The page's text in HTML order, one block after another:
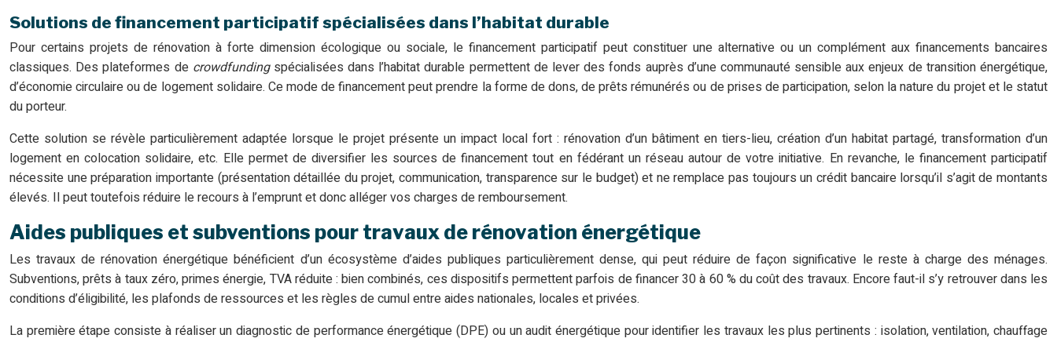
Solutions de financement participatif spécialisées dans l’habitat durable
Pour certains projets de rénovation à forte dimension écologique ou sociale, le financement participatif peut constituer une alternative ou un complément aux financements bancaires
classiques. Des plateformes de crowdfundingspécialisées dans l’habitat durable permettent de lever des fonds auprès d’une communauté sensible aux enjeux de transition énergétique,
d’économie circulaire ou de logement solidaire. Ce mode de financement peut prendre la forme de dons, de prêts rémunérés ou de prises de participation, selon la nature du projet et le statut
du porteur.
Cette solution se révèle particulièrement adaptée lorsque le projet présente un impact local fort : rénovation d’un bâtiment en tiers-lieu, création d’un habitat partagé, transformation d’un
logement en colocation solidaire, etc. Elle permet de diversifier les sources de financement tout en fédérant un réseau autour de votre initiative. En revanche, le financement participatif
nécessite une préparation importante (présentation détaillée du projet, communication, transparence sur le budget) et ne remplace pas toujours un crédit bancaire lorsqu’il s’agit de montants
élevés. Il peut toutefois réduire le recours à l’emprunt et donc alléger vos charges de remboursement.
Aides publiques et subventions pour travaux de rénovation énergétique
Les travaux de rénovation énergétique bénéficient d’un écosystème d’aides publiques particulièrement dense, qui peut réduire de façon significative le reste à charge des ménages.
Subventions, prêts à taux zéro, primes énergie, TVA réduite : bien combinés, ces dispositifs permettent parfois de financer 30 à 60 % du coût des travaux. Encore faut-il s’y retrouver dans les
conditions d’éligibilité, les plafonds de ressources et les règles de cumul entre aides nationales, locales et privées.
La première étape consiste à réaliser un diagnostic de performance énergétique (DPE) ou un audit énergétique pour identifier les travaux les plus pertinents : isolation, ventilation, chauffage